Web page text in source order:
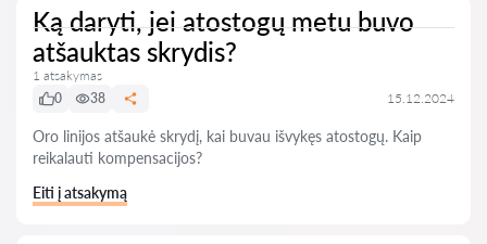
Ką daryti, jei atostogų metu buvo
atšauktas skrydis?
1 atsakymas
0
38 15.12.2024
Oro linijos atšaukė skrydį, kai buvau išvykęs atostogų. Kaip
reikalauti kompensacijos?
Eiti į atsakymą